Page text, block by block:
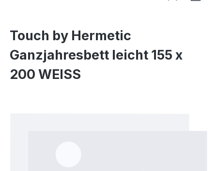
Touch by Hermetic
Ganzjahresbett leicht 155 x
200 WEISS